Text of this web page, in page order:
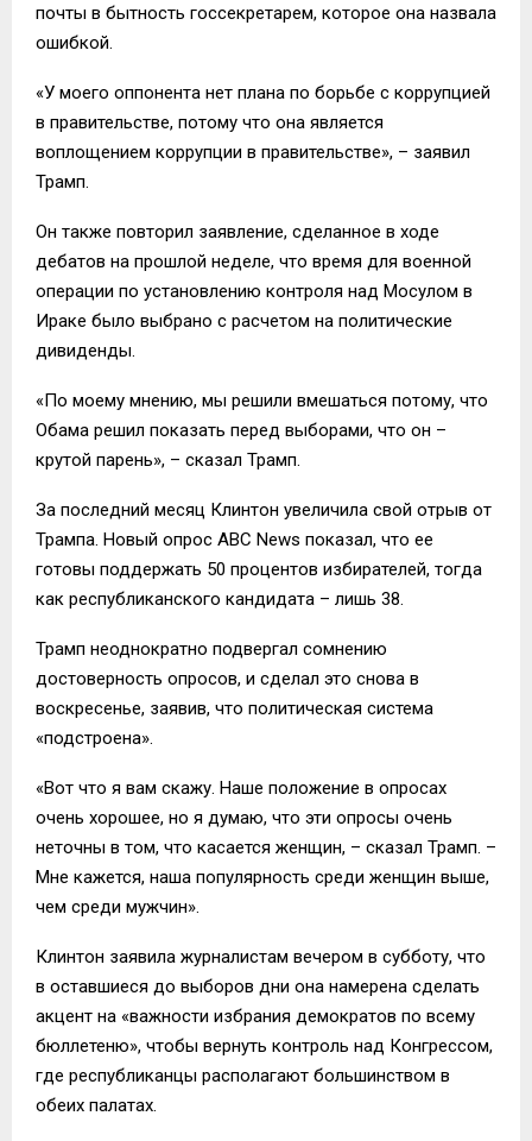
почты в бытность госсекретарем, которое она назвала
ошибкой.
«У моего оппонента нет плана по борьбе с коррупцией
в правительстве, потому что она является
воплощением коррупции в правительстве», – заявил
Трамп.
Он также повторил заявление, сделанное в ходе
дебатов на прошлой неделе, что время для военной
операции по установлению контроля над Мосулом в
Ираке было выбрано с расчетом на политические
дивиденды.
«По моему мнению, мы решили вмешаться потому, что
Обама решил показать перед выборами, что он –
крутой парень», – сказал Трамп.
За последний месяц Клинтон увеличила свой отрыв от
Трампа. Новый опрос АВС News показал, что ее
готовы поддержать 50 процентов избирателей, тогда
как республиканского кандидата – лишь 38.
Трамп неоднократно подвергал сомнению
достоверность опросов, и сделал это снова в
воскресенье, заявив, что политическая система
«подстроена».
«Вот что я вам скажу. Наше положение в опросах
очень хорошее, но я думаю, что эти опросы очень
неточны в том, что касается женщин, – сказал Трамп. –
Мне кажется, наша популярность среди женщин выше,
чем среди мужчин».
Клинтон заявила журналистам вечером в субботу, что
в оставшиеся до выборов дни она намерена сделать
акцент на «важности избрания демократов по всему
бюллетеню», чтобы вернуть контроль над Конгрессом,
где республиканцы располагают большинством в
обеих палатах.